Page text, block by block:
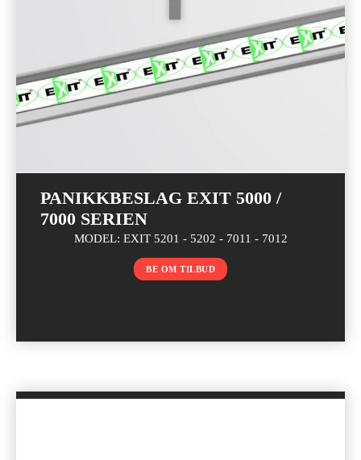
PANIKKBESLAG EXIT 5000 /
7000 SERIEN
MODEL: EXIT 5201 - 5202 - 7011 - 7012
BE OM TILBUD